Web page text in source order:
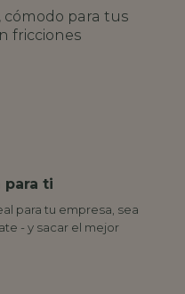
cómodo para tus
fricciones
para ti
para tu empresa, sea
- y sacar el mejor